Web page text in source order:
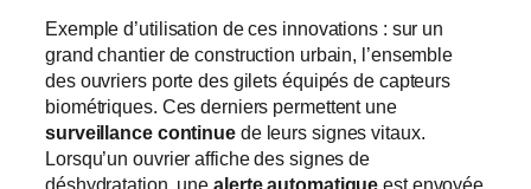
Exemple d’utilisation de ces innovations : sur un
grand chantier de construction urbain, l’ensemble
des ouvriers porte des gilets équipés de capteurs
biométriques. Ces derniers permettent une
surveillance continuede leurs signes vitaux.
Lorsqu’un ouvrier affiche des signes de